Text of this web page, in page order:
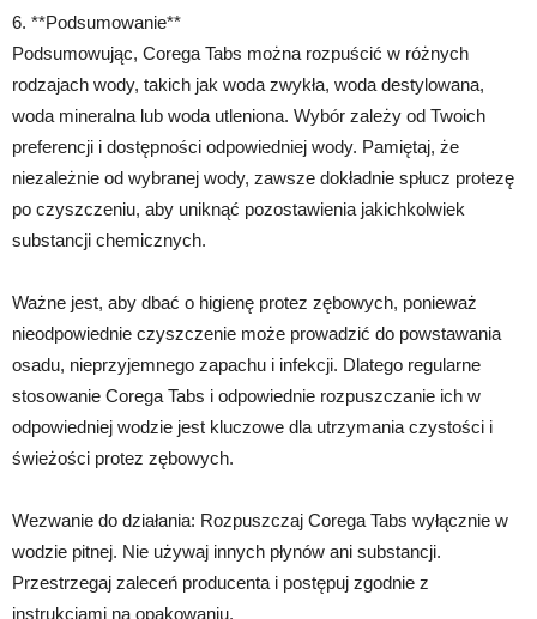
6. **Podsumowanie**
Podsumowując, Corega Tabs można rozpuścić w różnych
rodzajach wody, takich jak woda zwykła, woda destylowana,
woda mineralna lub woda utleniona. Wybór zależy od Twoich
preferencji i dostępności odpowiedniej wody. Pamiętaj, że
niezależnie od wybranej wody, zawsze dokładnie spłucz protezę
po czyszczeniu, aby uniknąć pozostawienia jakichkolwiek
substancji chemicznych.
Ważne jest, aby dbać o higienę protez zębowych, ponieważ
nieodpowiednie czyszczenie może prowadzić do powstawania
osadu, nieprzyjemnego zapachu i infekcji. Dlatego regularne
stosowanie Corega Tabs i odpowiednie rozpuszczanie ich w
odpowiedniej wodzie jest kluczowe dla utrzymania czystości i
świeżości protez zębowych.
Wezwanie do działania: Rozpuszczaj Corega Tabs wyłącznie w
wodzie pitnej. Nie używaj innych płynów ani substancji.
Przestrzegaj zaleceń producenta i postępuj zgodnie z
instrukcjami na opakowaniu.